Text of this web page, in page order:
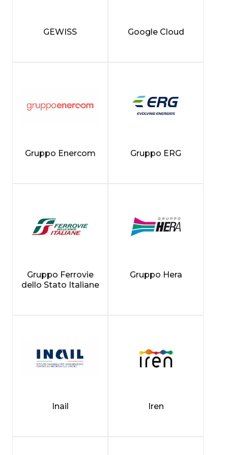
GEWISS Google Cloud
Gruppo Enercom Gruppo ERG
Gruppo Ferrovie
dello Stato Italiane
Gruppo Hera
Inail Iren